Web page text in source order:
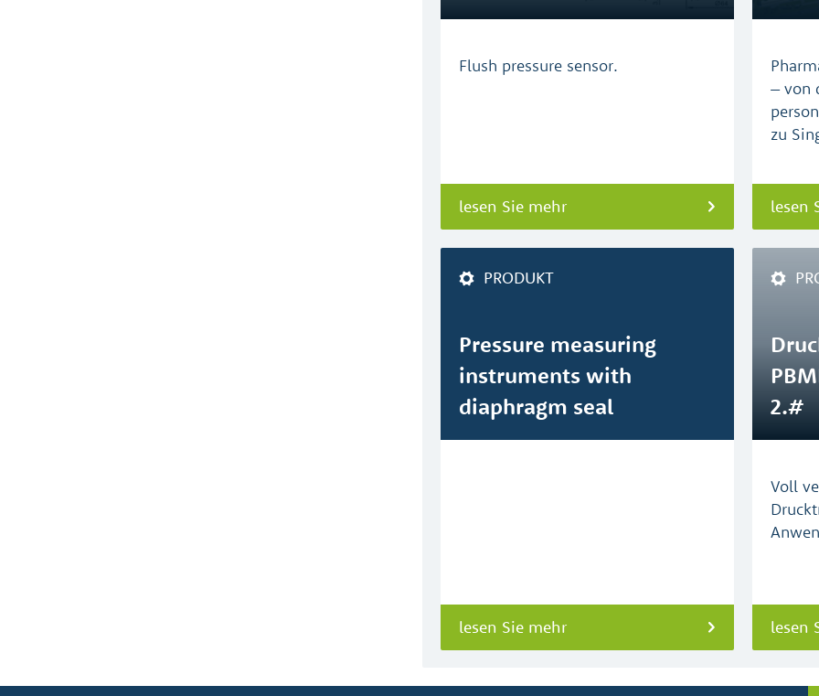
Flush pressure sensor.
lesen Sie mehr
– von
zu
lesen
PRODUKT
Pressure measuring
instruments with
diaphragm seal
lesen Sie mehr
2.#
Voll
lesen